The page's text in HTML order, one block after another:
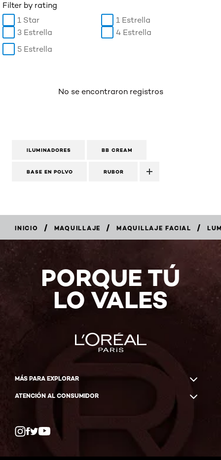
Filter by rating
1 Star
1 Estrella
3 Estrella
4 Estrella
5 Estrella
No se encontraron registros
ILUMINADORES BB CREAM
BASE EN POLVO RUBOR
INICIO / MAQUILLAJE / MAQUILLAJE FACIAL /
AHORA
PORQUE TÚ
LO VALES
MÁS PARA EXPLORAR
ATENCIÓN AL CONSUMIDOR
Whatsapp